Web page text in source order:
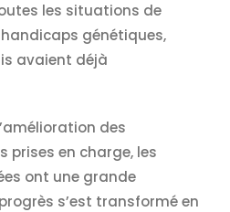
les situations de
génétiques,
avaient déjà
des
prises en charge, les
ont une grande
s’est transformé en